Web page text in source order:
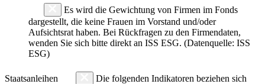
Es wird die Gewichtung von Firmen im Fonds
dargestellt, die keine Frauen im Vorstand und/oder
Aufsichtsrat haben. Bei Rückfragen zu den Firmendaten,
wenden Sie sich bitte direkt an ISS ESG. (Datenquelle: ISS
ESG)
Staatsanleihen
Die folgenden Indikatoren beziehen sich